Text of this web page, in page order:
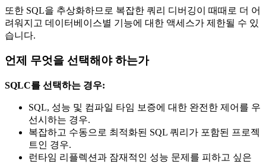
또한 SQL을 추상화하므로 복잡한 쿼리 디버깅이 때때로 더 어
려워지고 데이터베이스별 기능에 대한 액세스가 제한될 수 있
습니다.
언제 무엇을 선택해야 하는가
SQLC를 선택하는 경우:
SQL, 성능 및 컴파일 타임 보증에 대한 완전한 제어를 우
선시하는 경우.
복잡하고 수동으로 최적화된 SQL 쿼리가 포함된 프로젝
트인 경우.
런타임 리플렉션과 잠재적인 성능 문제를 피하고 싶은